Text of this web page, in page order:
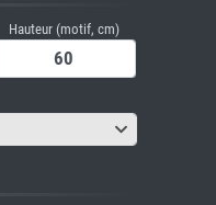
Hauteur (motif, cm)